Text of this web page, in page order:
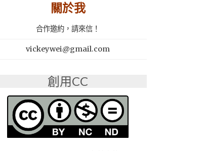
關於我
合作邀約，請來信！
vickeywei@gmail.com
創用CC